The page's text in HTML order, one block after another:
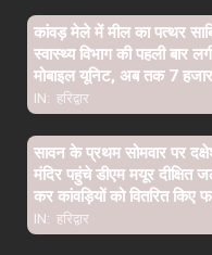
कांवड़ मेले में मील का पत्थर
स्वास्थ्य विभाग की पहली बार
मोबाइल यूनिट, अब तक 7 हजार
IN: हरिद्वार
सावन के प्रथम सोमवार पर
मंदिर पहुंचे डीएम मयूर दीक्षित
कर कांवड़ियों को वितरित किए
IN: हरिद्वार